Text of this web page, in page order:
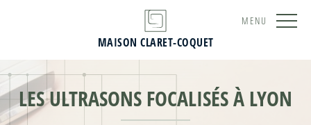
MAISON CLARET-COQUET
MENU
LES ULTRASONS FOCALISÉS À LYON